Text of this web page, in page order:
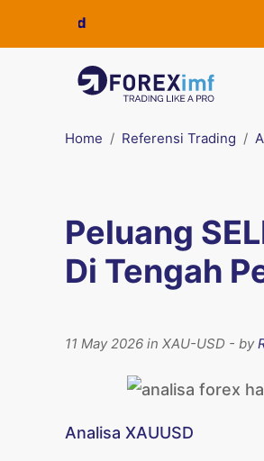
Home Referensi Trading
Peluang
Di Tengah
11 May 2026 in XAU-USD - by
Analisa XAUUSD